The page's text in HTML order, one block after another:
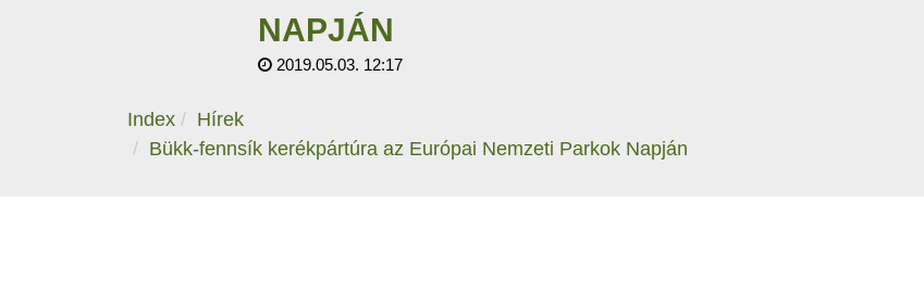
NAPJÁN
2019.05.03. 12:17
Index
Hírek
Bükk-fennsík kerékpártúra az Európai Nemzeti Parkok Napján